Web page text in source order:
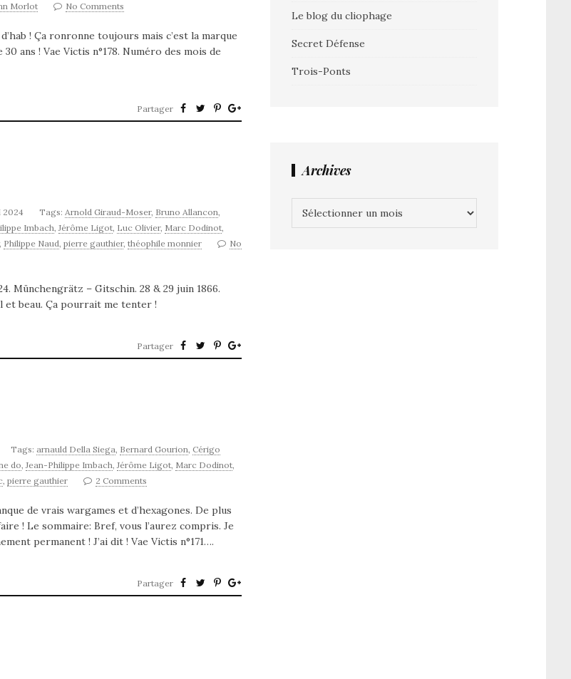
Morlot No Comments
! Ça ronronne toujours mais c’est la marque
ans ! Vae Victis n°178. Numéro des mois de
Partager
2024 Tags: Arnold Giraud-Moser, Bruno Allancon,
Imbach,Jérôme Ligot, Luc Olivier, Marc Dodinot,
, Philippe Naud, pierre gauthier, théophile monnier
No
Münchengrätz – Gitschin. 28 & 29 juin 1866.
et beau. Ça pourrait me tenter !
Partager
Tags: arnauld Della Siega, Bernard Gourion, Cérigo
do,Jean-Philippe Imbach,Jérôme Ligot, Marc Dodinot,
, pierre gauthier 2 Comments
de vrais wargames et d’hexagones. De plus
! Le sommaire: Bref, vous l’aurez compris. Je
permanent ! J’ai dit ! Vae Victis n°171….
Partager
Le blog du cliophage
Secret Défense
Trois-Ponts
Archives